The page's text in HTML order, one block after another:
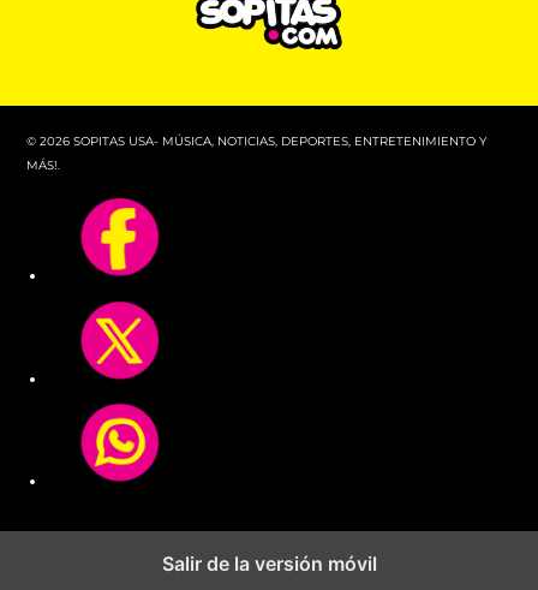
© 2026 SOPITAS USA- MÚSICA, NOTICIAS, DEPORTES, ENTRETENIMIENTO Y
MÁS!.
Salir de la versión móvil